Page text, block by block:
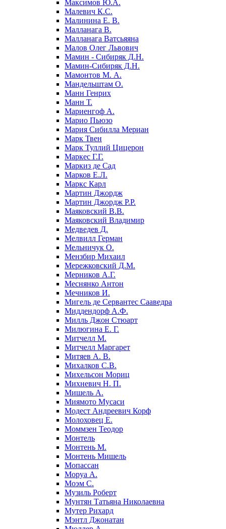
Максимов Ю.А.
Малевич К.С.
Малинина Е. В.
Малланага В.
Малланага Ватсьяяна
Малов Олег Львович
Мамин - Сибиряк Д.Н.
Мамин-Сибиряк Д.Н.
Мамонтов М. А.
Мандельштам О.
Манн Генрих
Манн Т.
Мариенгоф А.
Марио Пьюзо
Мария Сибилла Мериан
Марк Твен
Марк Туллий Цицерон
Маркес Г.Г.
Маркиз де Сад
Марков Е.Л.
Маркс Карл
Мартин Джордж
Мартин Джордж Р.Р.
Маяковский В.В.
Маяковский Владимир
Медведев Д.
Мелвилл Герман
Мельничук О.
Мензбир Михаил
Мережковский Д.М.
Мерников А.Г.
Меснянко Антон
Мечников И.
Мигель де Сервантес Сааведра
Миддендорф А.Ф.
Милль Джон Стюарт
Милюгина Е. Г.
Митчелл М.
Митчелл Маргарет
Митяев А. В.
Михалков С.В.
Михельсон Мориц
Михневич Н. П.
Мишель А.
Миямото Мусаси
Модест Андреевич Корф
Молоховец Е.
Моммзен Теодор
Монтель
Монтень М.
Монтень Мишель
Мопассан
Моруа А.
Моэм С.
Музиль Роберт
Мунтян Татьяна Николаевна
Мутер Рихард
Мэнтл Джонатан